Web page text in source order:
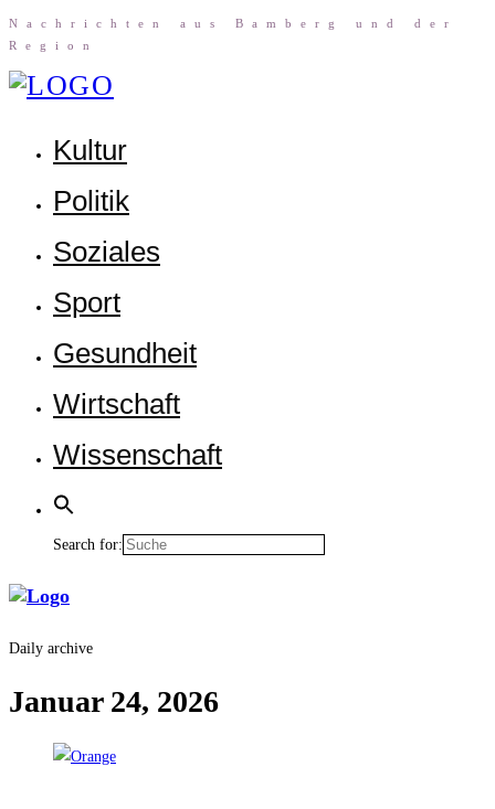
Nach­rich­ten aus Bam­berg und der
Region
Kul­tur
Poli­tik
Sozia­les
Sport
Gesund­heit
Wirt­schaft
Wis­sen­schaft
Search for:
Daily archive
Januar 24, 2026